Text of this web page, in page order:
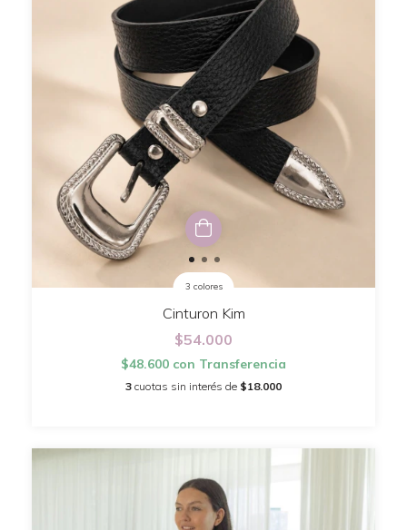
3 colores
Cinturon Kim
$54.000
$48.600 con Transferencia
3 cuotas sin interés de $18.000